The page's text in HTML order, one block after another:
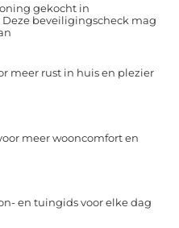
gekocht in
Deze beveiligingscheck mag
meer rust in huis en plezier
meer wooncomfort en
en tuingids voor elke dag